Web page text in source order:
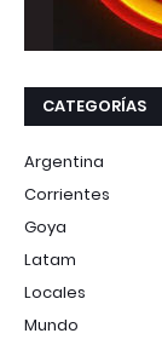
CATEGORÍAS
Argentina
Corrientes
Goya
Latam
Locales
Mundo